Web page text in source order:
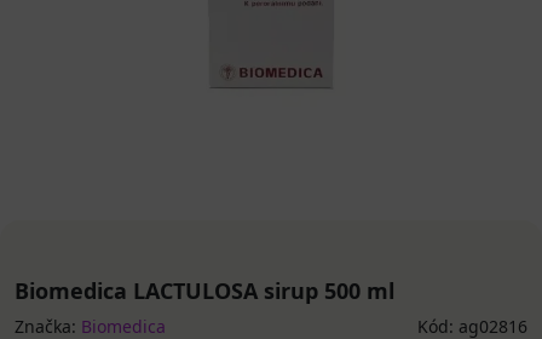
Biomedica LACTULOSA sirup 500 ml
Značka: Biomedica Kód: ag02816